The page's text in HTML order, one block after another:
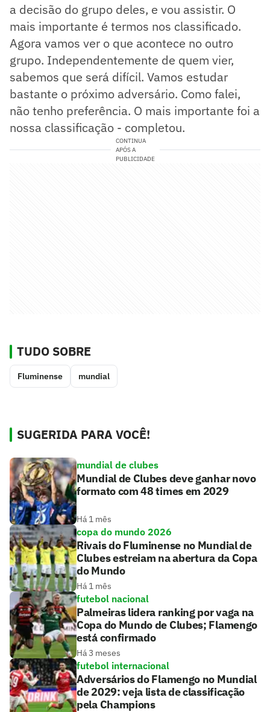
a decisão do grupo deles, e vou assistir. O
mais importante é termos nos classificado.
Agora vamos ver o que acontece no outro
grupo. Independentemente de quem vier,
sabemos que será difícil. Vamos estudar
bastante o próximo adversário. Como falei,
não tenho preferência. O mais importante foi a
nossa classificação - completou.
CONTINUA
APÓS A
PUBLICIDADE
TUDO SOBRE
Fluminense mundial
SUGERIDA PARA VOCÊ!
mundial de clubes
Mundial de Clubes deve ganhar novo
formato com 48 times em 2029
Há 1 mês
copa do mundo 2026
Rivais do Fluminense no Mundial de
Clubes estreiam na abertura da Copa
do Mundo
Há 1 mês
futebol nacional
Palmeiras lidera ranking por vaga na
Copa do Mundo de Clubes; Flamengo
está confirmado
Há 3 meses
futebol internacional
Adversários do Flamengo no Mundial
de 2029: veja lista de classificação
pela Champions